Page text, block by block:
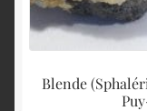
Blende